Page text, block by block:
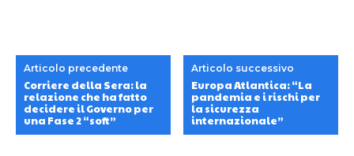
Articolo precedente
Corriere della Sera: la
relazione che ha fatto
decidere il Governo per
una Fase 2 “soft”
Articolo successivo
Europa Atlantica: “La
pandemia e i rischi per
la sicurezza
internazionale”